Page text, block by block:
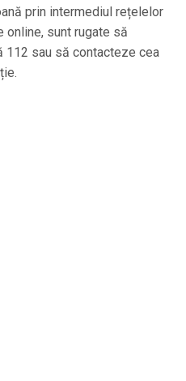
prin intermediul rețelelor
online, sunt rugate să
112 sau să contacteze cea